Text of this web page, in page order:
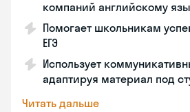
компаний английскому
Помогает школьникам
ЕГЭ
Использует
адаптируя материал под
Читать дальше